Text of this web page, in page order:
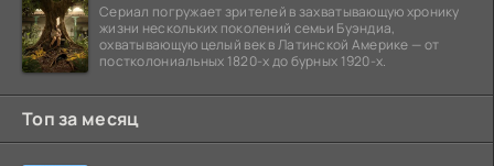
Сериал погружает зрителей в захватывающую хронику
жизни нескольких поколений семьи Буэндиа,
охватывающую целый век в Латинской Америке — от
постколониальных 1820-х до бурных 1920-х.
Топ за месяц